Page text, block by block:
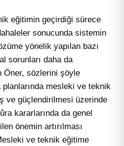
eğitimin geçirdiği sürece
sonucunda sistemin
yönelik yapılan bazı
sorunları daha da
Öner, sözlerini şöyle
planlarında mesleki ve teknik
ve güçlendirilmesi üzerinde
kararlarında da genel
önemin artırılması
ve teknik eğitime